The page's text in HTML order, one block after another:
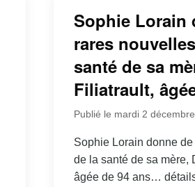
Sophie Lorain
rares
santé de sa
Filiatrault,
Publié le mardi 2
Sophie Lorain donne
de la santé de sa mère,
âgée de 94 ans…